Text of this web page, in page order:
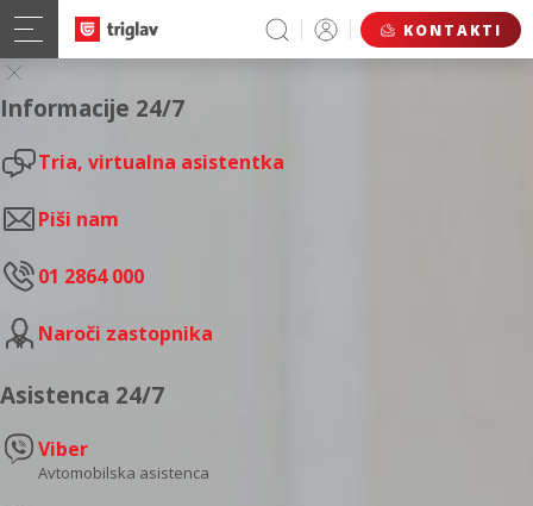
KONTAKTI
Informacije 24/7
Tria, virtualna asistentka
Piši nam
01 2864 000
Naroči zastopnika
Asistenca 24/7
Viber
Avtomobilska asistenca